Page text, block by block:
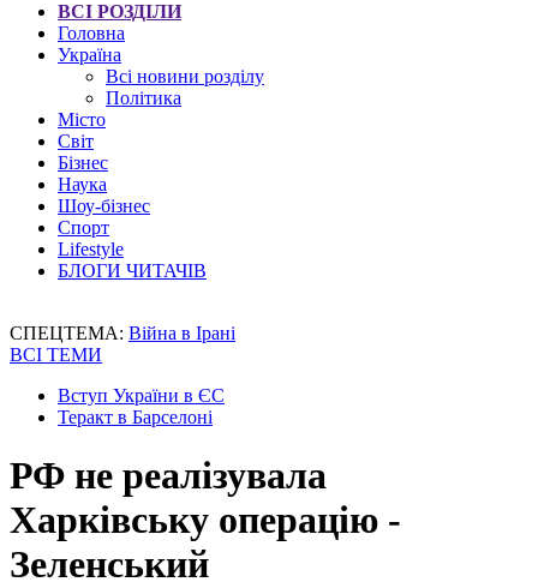
ВСІ РОЗДІЛИ
Головна
Україна
Всі новини розділу
Політика
Місто
Світ
Бізнес
Наука
Шоу-бізнес
Спорт
Lifestyle
БЛОГИ ЧИТАЧІВ
СПЕЦТЕМА: Війна в Ірані
ВСІ ТЕМИ
Вступ України в ЄС
Теракт в Барселоні
РФ не реалізувала
Харківську операцію -
Зеленський